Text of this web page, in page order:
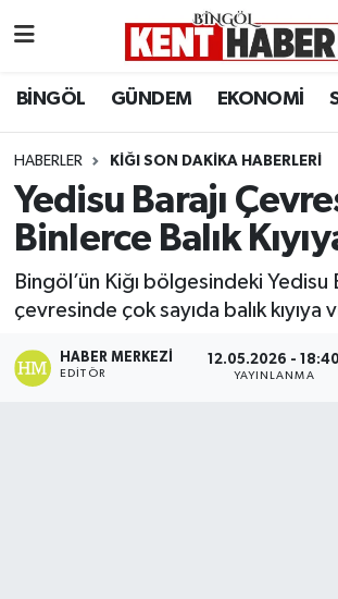
BİNGÖL GÜNDEM EKONOMİ
HABERLER KIĞI SON DAKIKA HABERLERI
Yedisu Barajı
Binlerce Balık
Bingöl’ün Kiğı bölgesindeki Yedisu
çevresinde çok sayıda balık kıyıya
HABER MERKEZI
EDITÖR
12.05.2026 - 18:40
YAYINLANMA
BİLİM-TEKNOLOJİ
DÜNYA
EĞİTİM
EKONOMİ
GENÇ
Bingöl Hava Durumu
Bingöl Namaz Vakitleri
Bingöl Trafik Yoğunluk Haritası
Süper Lig Puan Durumu ve
Tüm Manşetler